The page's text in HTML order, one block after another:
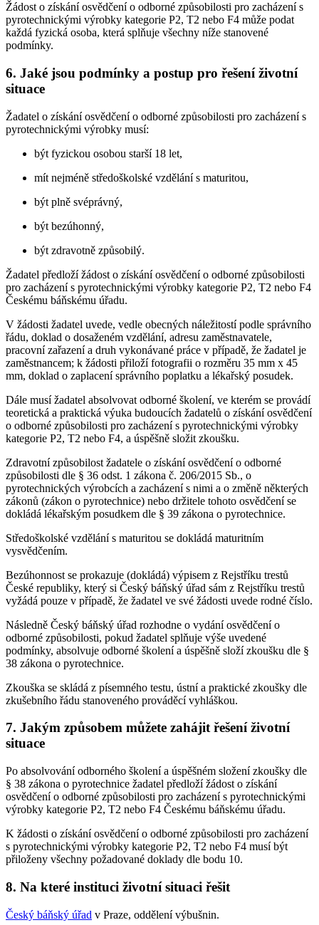
Žádost o získání osvědčení o odborné způsobilosti pro zacházení s
pyrotechnickými výrobky kategorie P2, T2 nebo F4 může podat
každá fyzická osoba, která splňuje všechny níže stanovené
podmínky.
6. Jaké jsou podmínky a postup pro řešení životní
situace
Žadatel o získání osvědčení o odborné způsobilosti pro zacházení s
pyrotechnickými výrobky musí:
být fyzickou osobou starší 18 let,
mít nejméně středoškolské vzdělání s maturitou,
být plně svéprávný,
být bezúhonný,
být zdravotně způsobilý.
Žadatel předloží žádost o získání osvědčení o odborné způsobilosti
pro zacházení s pyrotechnickými výrobky kategorie P2, T2 nebo F4
Českému báňskému úřadu.
V žádosti žadatel uvede, vedle obecných náležitostí podle správního
řádu, doklad o dosaženém vzdělání, adresu zaměstnavatele,
pracovní zařazení a druh vykonávané práce v případě, že žadatel je
zaměstnancem; k žádosti přiloží fotografii o rozměru 35 mm x 45
mm, doklad o zaplacení správního poplatku a lékařský posudek.
Dále musí žadatel absolvovat odborné školení, ve kterém se provádí
teoretická a praktická výuka budoucích žadatelů o získání osvědčení
o odborné způsobilosti pro zacházení s pyrotechnickými výrobky
kategorie P2, T2 nebo F4, a úspěšně složit zkoušku.
Zdravotní způsobilost žadatele o získání osvědčení o odborné
způsobilosti dle § 36 odst. 1 zákona č. 206/2015 Sb., o
pyrotechnických výrobcích a zacházení s nimi a o změně některých
zákonů (zákon o pyrotechnice) nebo držitele tohoto osvědčení se
dokládá lékařským posudkem dle § 39 zákona o pyrotechnice.
Středoškolské vzdělání s maturitou se dokládá maturitním
vysvědčením.
Bezúhonnost se prokazuje (dokládá) výpisem z Rejstříku trestů
České republiky, který si Český báňský úřad sám z Rejstříku trestů
vyžádá pouze v případě, že žadatel ve své žádosti uvede rodné číslo.
Následně Český báňský úřad rozhodne o vydání osvědčení o
odborné způsobilosti, pokud žadatel splňuje výše uvedené
podmínky, absolvuje odborné školení a úspěšně složí zkoušku dle §
38 zákona o pyrotechnice.
Zkouška se skládá z písemného testu, ústní a praktické zkoušky dle
zkušebního řádu stanoveného prováděcí vyhláškou.
7. Jakým způsobem můžete zahájit řešení životní
situace
Po absolvování odborného školení a úspěšném složení zkoušky dle
§ 38 zákona o pyrotechnice žadatel předloží žádost o získání
osvědčení o odborné způsobilosti pro zacházení s pyrotechnickými
výrobky kategorie P2, T2 nebo F4 Českému báňskému úřadu.
K žádosti o získání osvědčení o odborné způsobilosti pro zacházení
s pyrotechnickými výrobky kategorie P2, T2 nebo F4 musí být
přiloženy všechny požadované doklady dle bodu 10.
8. Na které instituci životní situaci řešit
Český báňský úřad v Praze, oddělení výbušnin.